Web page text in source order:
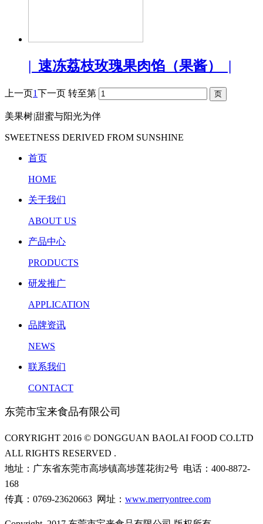
| 速冻荔枝玫瑰果肉馅（果酱） |
上一页1下一页 转至第
美果树|甜蜜与阳光为伴
SWEETNESS DERIVED FROM SUNSHINE
首页
HOME
关于我们
ABOUT US
产品中心
PRODUCTS
研发推广
APPLICATION
品牌资讯
NEWS
联系我们
CONTACT
东莞市宝来食品有限公司
CORYRIGHT 2016 © DONGGUAN BAOLAI FOOD CO.LTD
ALL RIGHTS RESERVED .
地址：广东省东莞市高埗镇高埗莲花街2号 电话：400-8872-
168
传真：0769-23620663 网址： www.merryontree.com